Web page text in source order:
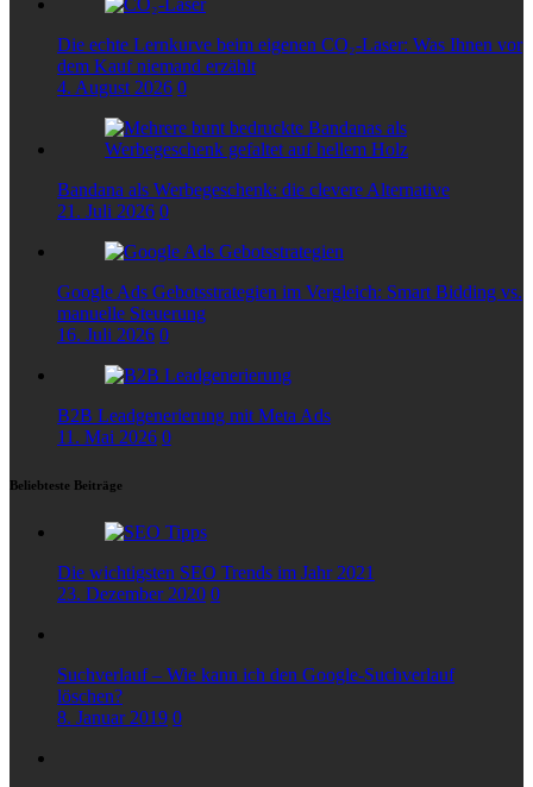
Die echte Lernkurve beim eigenen CO₂-Laser: Was Ihnen vor
dem Kauf niemand erzählt
4. August 2026 0
Bandana als Werbegeschenk: die clevere Alternative
21. Juli 2026 0
Google Ads Gebotsstrategien im Vergleich: Smart Bidding vs.
manuelle Steuerung
16. Juli 2026 0
B2B Leadgenerierung mit Meta Ads
11. Mai 2026 0
Beliebteste Beiträge
Die wichtigsten SEO Trends im Jahr 2021
23. Dezember 2020 0
Suchverlauf – Wie kann ich den Google-Suchverlauf
löschen?
8. Januar 2019 0